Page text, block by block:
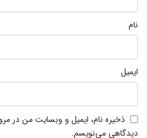
نام
ایمیل
ذخیره نام، ایمیل و وبسایت من در
دیدگاهی می‌نویسم.